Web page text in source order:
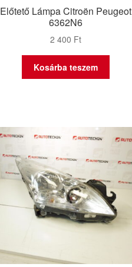
Előtető Lámpa Citroën Peugeot
6362N6
2 400 Ft
Kosárba teszem